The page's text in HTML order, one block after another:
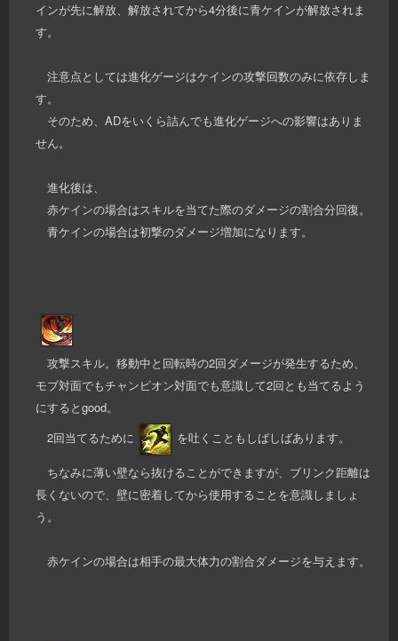
インが先に解放、解放されてから4分後に青ケインが解放されま
す。
注意点としては進化ゲージはケインの攻撃回数のみに依存しま
す。
そのため、ADをいくら詰んでも進化ゲージへの影響はありま
せん。
進化後は、
赤ケインの場合はスキルを当てた際のダメージの割合分回復。
青ケインの場合は初撃のダメージ増加になります。
攻撃スキル。移動中と回転時の2回ダメージが発生するため、
モブ対面でもチャンピオン対面でも意識して2回とも当てるよう
にするとgood。
2回当てるために
を吐くこともしばしばあります。
ちなみに薄い壁なら抜けることができますが、ブリンク距離は
長くないので、壁に密着してから使用することを意識しましょ
う。
赤ケインの場合は相手の最大体力の割合ダメージを与えます。